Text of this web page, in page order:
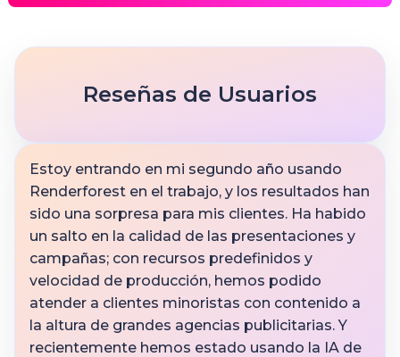
Reseñas de Usuarios
Estoy entrando en mi segundo año usando
Renderforest en el trabajo, y los resultados han
sido una sorpresa para mis clientes. Ha habido
un salto en la calidad de las presentaciones y
campañas; con recursos predefinidos y
velocidad de producción, hemos podido
atender a clientes minoristas con contenido a
la altura de grandes agencias publicitarias. Y
recientemente hemos estado usando la IA de